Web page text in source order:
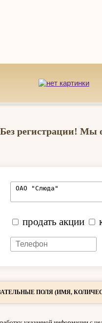
регистрации! Мы
продать акции
ПОЛЯ (ИМЯ,